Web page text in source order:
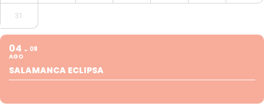
31
04
AGO
08
SALAMANCA ECLIPSA